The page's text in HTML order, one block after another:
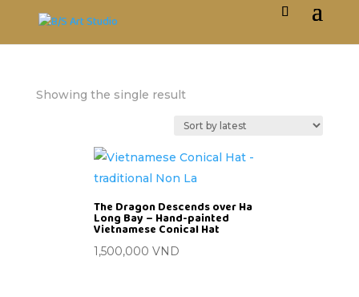
Showing the single result
The Dragon Descends over Ha
Long Bay – Hand-painted
Vietnamese Conical Hat
1,500,000 VND